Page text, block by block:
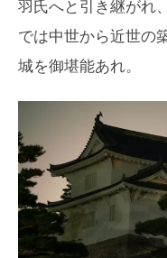
羽氏へと引き継がれ
では中世から近世の
城を御堪能あれ。